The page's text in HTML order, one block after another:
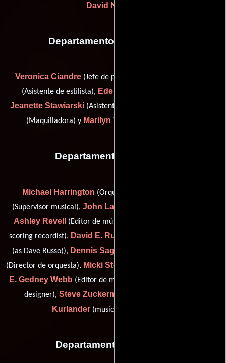
David Nichols
Departamento de maquillaje
Veronica Ciandre (Jefe de peluqueros),
(Asistente de estilista), Eden Orfanos
Jeanette Stawiarski(Asistente de estilista),
(Maquilladora) y Marilyn Terry
Departamento de musica
Michael Harrington (Orquestador),
(Supervisor musical), John La Salandra
Ashley Revell (Editor de música),
scoring recordist), David E. Russo
(as Dave Russo)), Dennis Sager
(Director de orquesta), Micki Stern
E. Gedney Webb (Editor de música),
designer), Steve Zuckerman
Kurlander(music scoring mixer (u))
Departamento de reparto